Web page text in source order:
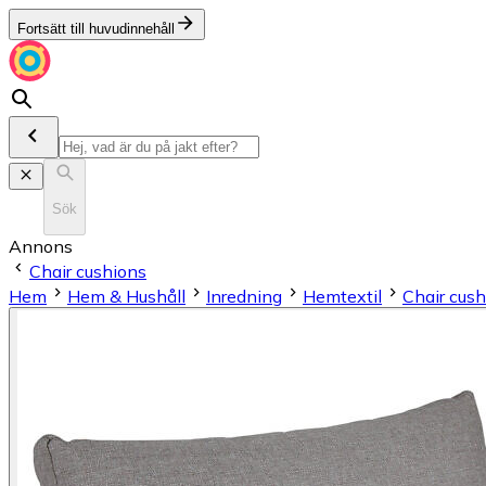
Fortsätt till huvudinnehåll
Sök
Annons
Chair cushions
Hem
Hem & Hushåll Inredning Hemtextil Chair